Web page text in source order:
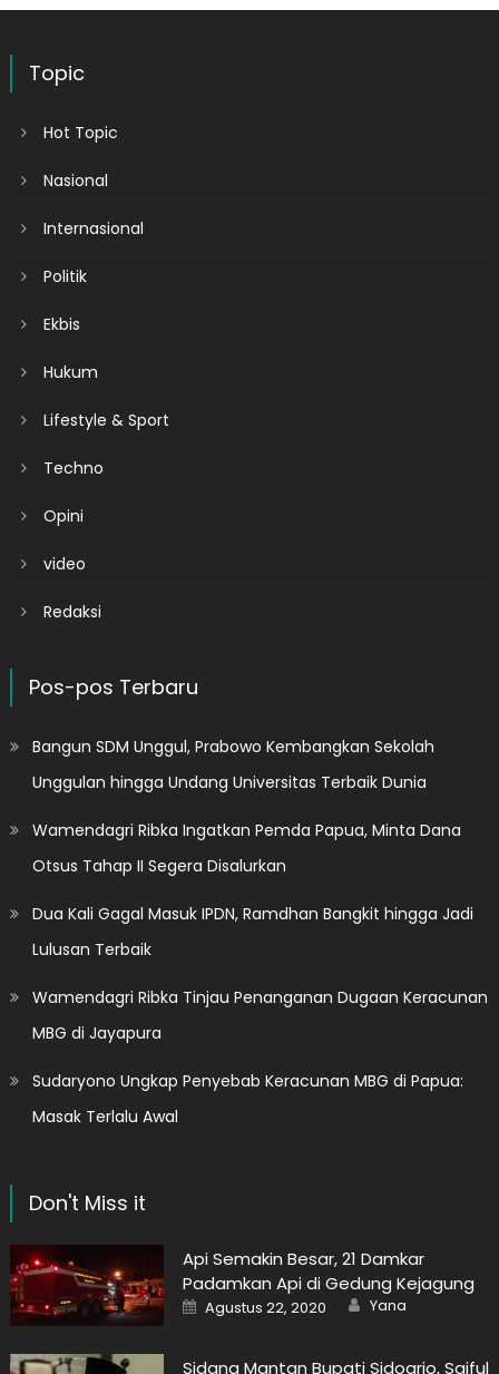
Topic
Hot Topic
Nasional
Internasional
Politik
Ekbis
Hukum
Lifestyle & Sport
Techno
Opini
video
Redaksi
Pos-pos Terbaru
Bangun SDM Unggul, Prabowo Kembangkan Sekolah
Unggulan hingga Undang Universitas Terbaik Dunia
Wamendagri Ribka Ingatkan Pemda Papua, Minta Dana
Otsus Tahap II Segera Disalurkan
Dua Kali Gagal Masuk IPDN, Ramdhan Bangkit hingga Jadi
Lulusan Terbaik
Wamendagri Ribka Tinjau Penanganan Dugaan Keracunan
MBG di Jayapura
Sudaryono Ungkap Penyebab Keracunan MBG di Papua:
Masak Terlalu Awal
Don't Miss it
Api Semakin Besar, 21 Damkar
Padamkan Api di Gedung Kejagung
Posted
on
Agustus 22, 2020 Author
Yana
Sidang Mantan Bupati Sidoarjo, Saiful